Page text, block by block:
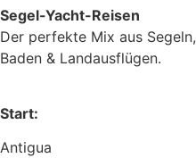
Segel-Yacht-Reisen
Der perfekte Mix aus Segeln,
Baden & Landausflügen.
Start:
Antigua